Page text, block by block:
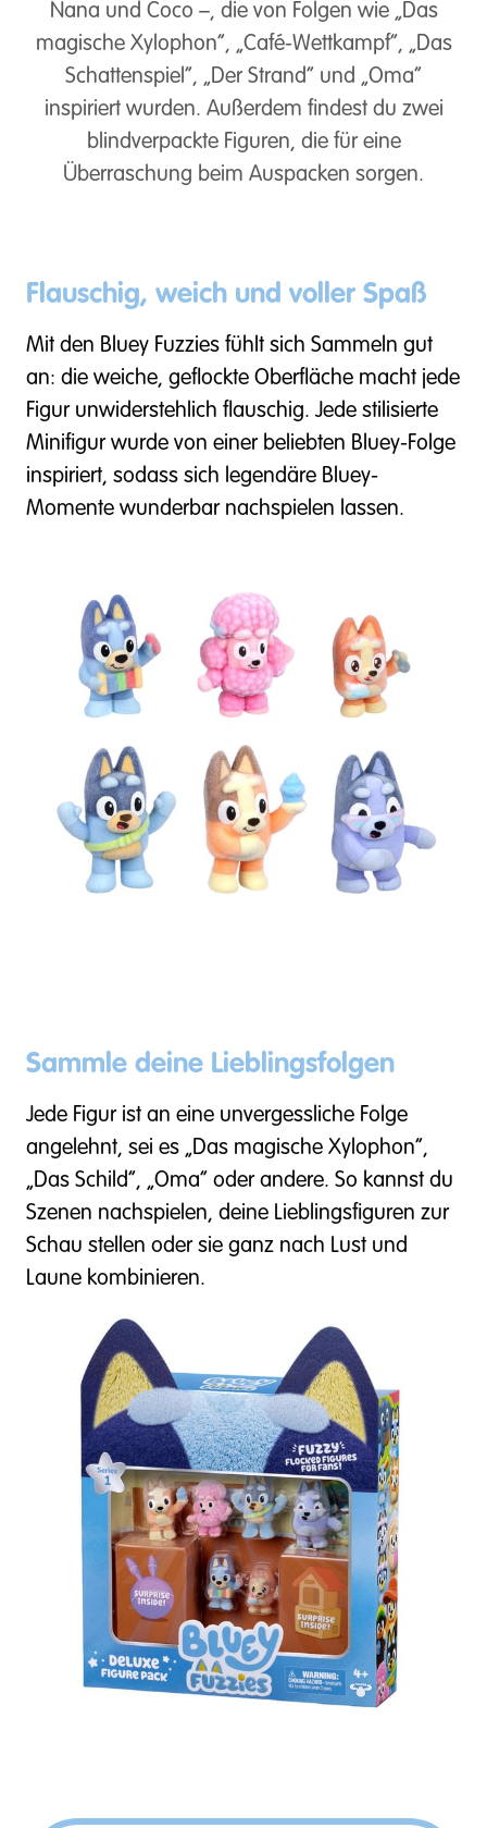
Nana und Coco –, die von Folgen wie „Das
magische Xylophon“, „Café-Wettkampf“, „Das
Schattenspiel“, „Der Strand“ und „Oma“
inspiriert wurden. Außerdem findest du zwei
blindverpackte Figuren, die für eine
Überraschung beim Auspacken sorgen.
Flauschig, weich und voller Spaß
Mit den Bluey Fuzzies fühlt sich Sammeln gut
an: die weiche, geflockte Oberfläche macht jede
Figur unwiderstehlich flauschig. Jede stilisierte
Minifigur wurde von einer beliebten Bluey-Folge
inspiriert, sodass sich legendäre Bluey-
Momente wunderbar nachspielen lassen.
Sammle deine Lieblingsfolgen
Jede Figur ist an eine unvergessliche Folge
angelehnt, sei es „Das magische Xylophon“,
„Das Schild“, „Oma“ oder andere. So kannst du
Szenen nachspielen, deine Lieblingsfiguren zur
Schau stellen oder sie ganz nach Lust und
Laune kombinieren.